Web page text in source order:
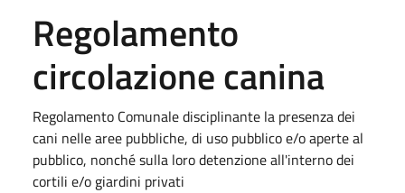
Regolamento
circolazione canina
Regolamento Comunale disciplinante la presenza dei
cani nelle aree pubbliche, di uso pubblico e/o aperte al
pubblico, nonché sulla loro detenzione all'interno dei
cortili e/o giardini privati